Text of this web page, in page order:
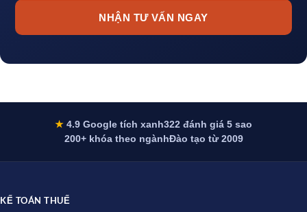
NHẬN TƯ VẤN NGAY
★ 4.9 Google tích xanh322 đánh giá 5 sao
200+ khóa theo ngànhĐào tạo từ 2009
KẾ TOÁN THUẾ